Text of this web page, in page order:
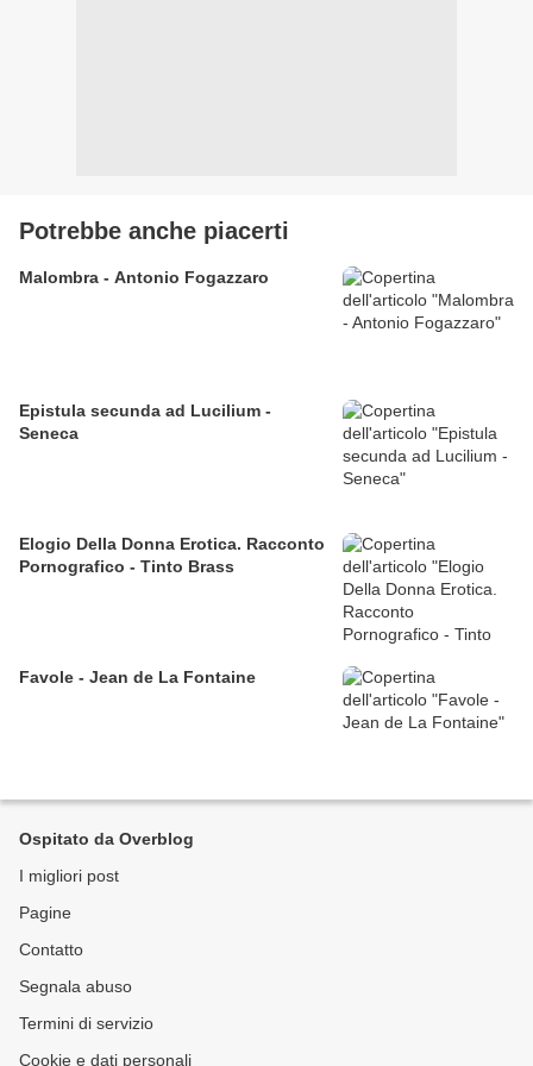
Potrebbe anche piacerti
Malombra - Antonio Fogazzaro
Epistula secunda ad Lucilium -
Seneca
Elogio Della Donna Erotica. Racconto
Pornografico - Tinto Brass
Favole - Jean de La Fontaine
Ospitato da Overblog
I migliori post
Pagine
Contatto
Segnala abuso
Termini di servizio
Cookie e dati personali